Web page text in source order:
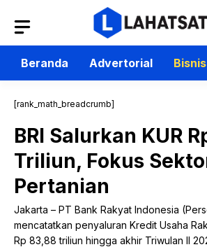
isi
Beranda
Advertorial Bisnis
[rank_math_breadcrumb]
BRI Salurkan KUR
Triliun, Fokus
Pertanian
Jakarta – PT Bank Rakyat Indonesia
mencatatkan penyaluran Kredit Usaha
Rp 83,88 triliun hingga akhir Triwulan II